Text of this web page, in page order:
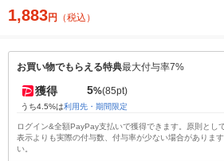
1,883円 （税込）
お買い物でもらえる特典最大付与率7%
獲得 5%(85pt)
うち4.5%は利用先・期間限定
ログイン&全額PayPay支払いで獲得できます。原則とし
表示よりも実際の付与数、付与率が少ない場合がありま
い。